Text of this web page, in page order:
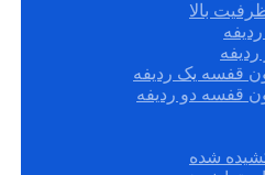
بالا
قفسه یک ردیفه
قفسه دو ردیفه
شده